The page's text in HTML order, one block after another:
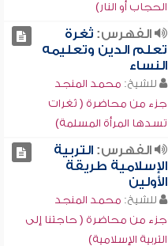
الحجاب أو النار)
الفهرس:ثغرة
تعلم الدين وتعليمه
النساء
للشيخ: محمد المنجد
جزء من محاضرة ( ثغرات
تسدها المرأة المسلمة)
الفهرس:التربية
الإسلامية طريقة
الأولين
للشيخ: محمد المنجد
جزء من محاضرة ( حاجتنا إلى
التربية الإسلامية)